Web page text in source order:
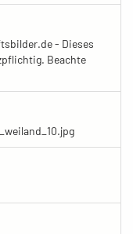
- Dieses
Beachte